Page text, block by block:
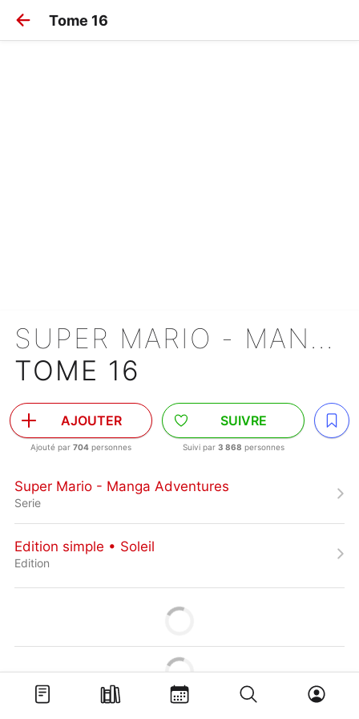
Tome 16
SUPER MARIO - MANGA ADVENTURES
TOME 16
AJOUTER
Ajouté par 704 personnes
SUIVRE
Suivi par 3 868 personnes
Super Mario - Manga Adventures
Serie
Edition simple • Soleil
Edition